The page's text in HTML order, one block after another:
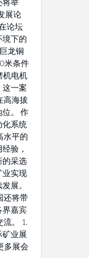
展论
论坛
境下的
龙铜
米条件
电机
这一案
高海拔
。 作
化系统
水平的
验，
的采选
业实现
展。
还将带
界嘉宾
。 1.
矿业展
多展会